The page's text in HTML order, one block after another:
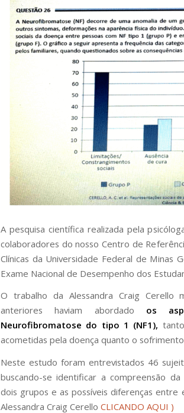
A pesquisa científica realizada pela
colaboradores do nosso Centro de
Clínicas da Universidade Federal de Minas
Exame Nacional de Desempenho dos
O trabalho da Alessandra Craig Cerello
anteriores haviam abordado os
Neurofibromatose do tipo 1 (NF1),
acometidas pela doença quanto o
Neste estudo foram entrevistados 46
buscando-se identificar a compreensão
dois grupos e as possíveis diferenças entre
Alessandra Craig Cerello CLICANDO AQUI )